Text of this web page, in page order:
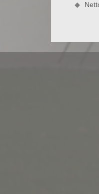
Ravaleur